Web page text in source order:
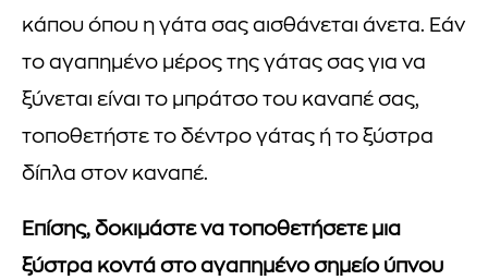
κάπου όπου η γάτα σας αισθάνεται άνετα. Εάν
το αγαπημένο μέρος της γάτας σας για να
ξύνεται είναι το μπράτσο του καναπέ σας,
τοποθετήστε το δέντρο γάτας ή το ξύστρα
δίπλα στον καναπέ.
Επίσης, δοκιμάστε να τοποθετήσετε μια
ξύστρα κοντά στο αγαπημένο σημείο ύπνου